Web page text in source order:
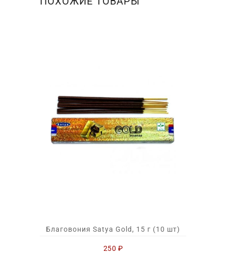
Благовония Satya Gold, 15 г (10 шт)
250 ₽